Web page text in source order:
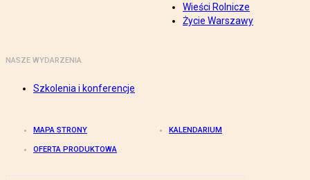
Wieści Rolnicze
Życie Warszawy
NASZE WYDARZENIA
Szkolenia i konferencje
MAPA STRONY KALENDARIUM
OFERTA PRODUKTOWA